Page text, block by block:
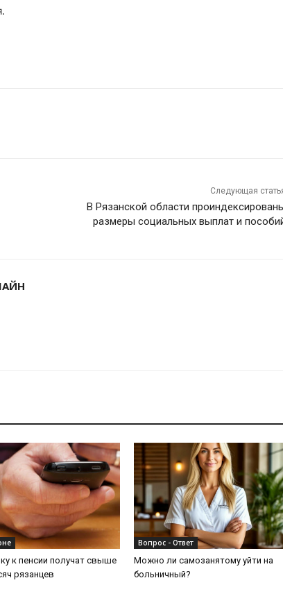
Следующая
В Рязанской области
размеры социальных выплат и
к пенсии получат свыше
рязанцев
Вопрос - Ответ
Можно ли самозанятому уйти на
больничный?